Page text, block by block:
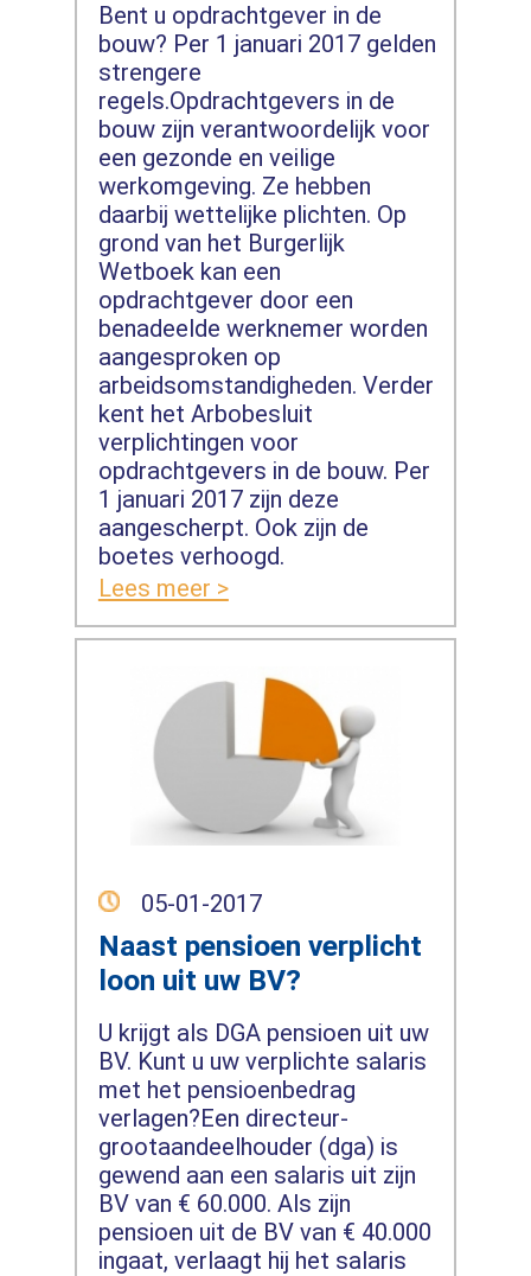
Bent u opdrachtgever in de
bouw? Per 1 januari 2017 gelden
strengere
regels.Opdrachtgevers in de
bouw zijn verantwoordelijk voor
een gezonde en veilige
werkomgeving. Ze hebben
daarbij wettelijke plichten. Op
grond van het Burgerlijk
Wetboek kan een
opdrachtgever door een
benadeelde werknemer worden
aangesproken op
arbeidsomstandigheden. Verder
kent het Arbobesluit
verplichtingen voor
opdrachtgevers in de bouw. Per
1 januari 2017 zijn deze
aangescherpt. Ook zijn de
boetes verhoogd.
Lees meer >
05-01-2017
Naast pensioen verplicht
loon uit uw BV?
U krijgt als DGA pensioen uit uw
BV. Kunt u uw verplichte salaris
met het pensioenbedrag
verlagen?Een directeur-
grootaandeelhouder (dga) is
gewend aan een salaris uit zijn
BV van € 60.000. Als zijn
pensioen uit de BV van € 40.000
ingaat, verlaagt hij het salaris